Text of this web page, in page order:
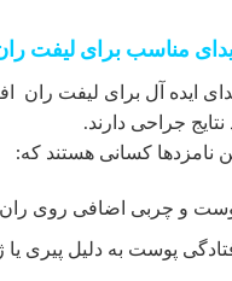
مناسب برای لیفت
ایده آل برای لیفت ران
نتایج جراحی دارند.
نامزدها کسانی هستند که:
و چربی اضافی روی ران
پوست به دلیل پیری یا